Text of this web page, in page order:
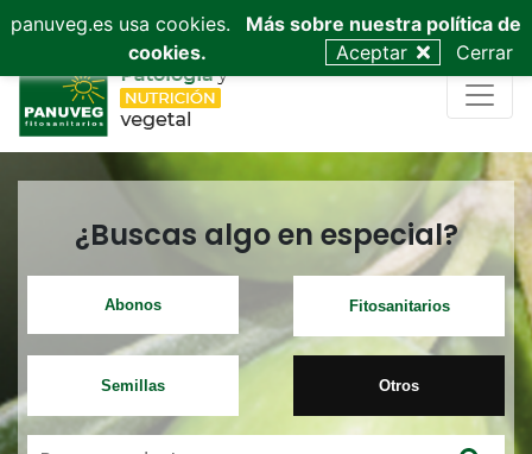
953 53 03 68 admin@panuveg.es 628 09 47 40
¿Buscas algo en especial?
Abonos Fitosanitarios
Semillas Otros
panuveg.es usa cookies.
Más sobre nuestra política de
cookies.
Aceptar Cerrar